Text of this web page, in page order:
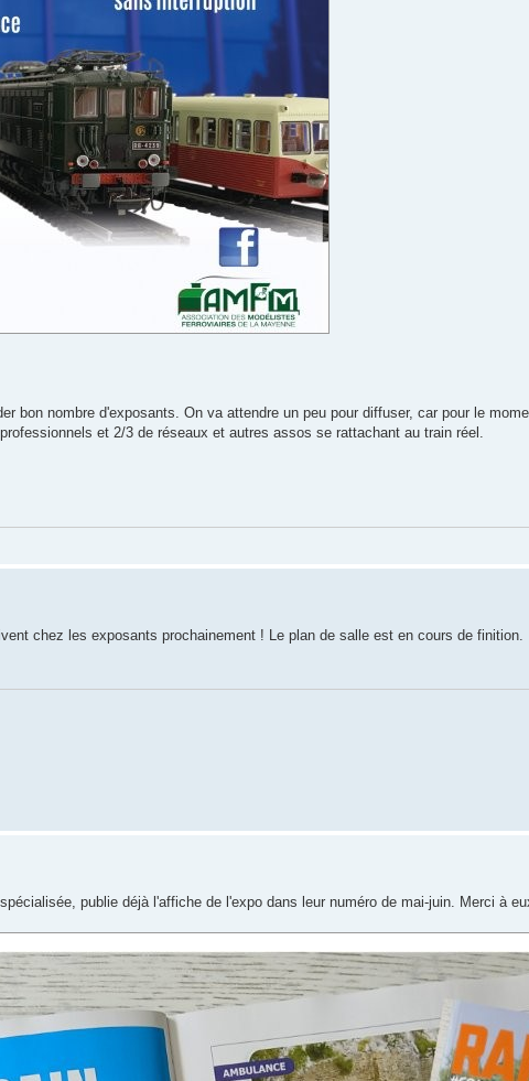
bon nombre d'exposants. On va attendre un peu pour diffuser, car pour le
et 2/3 de réseaux et autres assos se rattachant au train réel.
chez les exposants prochainement ! Le plan de salle est en cours de finition.
publie déjà l'affiche de l'expo dans leur numéro de mai-juin. Merci à